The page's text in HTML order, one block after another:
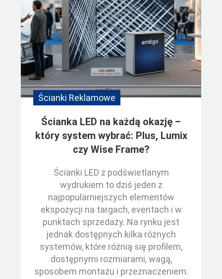
Ścianki Reklamowe
Ścianka LED na każdą okazję –
który system wybrać: Plus, Lumix
czy Wise Frame?
Ścianki LED z podświetlanym
wydrukiem to dziś jeden z
najpopularniejszych elementów
ekspozycji na targach, eventach i w
punktach sprzedaży. Na rynku jest
jednak dostępnych kilka różnych
systemów, które różnią się profilem,
dostępnymi rozmiarami, wagą,
sposobem montażu i przeznaczeniem.